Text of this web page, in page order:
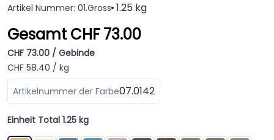
Artikel Nummer: 01.Gross 1.25 kg
Gesamt CHF 73.00
CHF 73.00 / Gebinde
CHF 58.40 / kg
Artikelnummer der Farbe07.0142
Einheit Total 1.25 kg